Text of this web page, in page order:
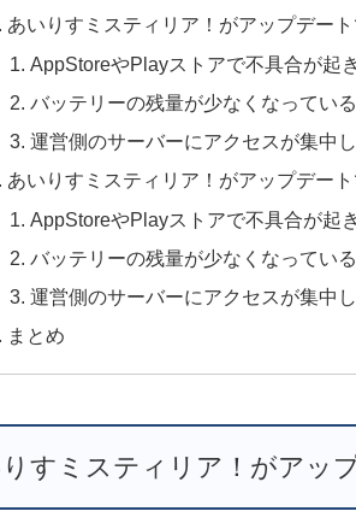
あいりすミスティリア！がアップデー
AppStoreやPlayストアで不具合が起
バッテリーの残量が少なくなっている
運営側のサーバーにアクセスが集中
あいりすミスティリア！がアップデー
AppStoreやPlayストアで不具合が起
バッテリーの残量が少なくなってい
運営側のサーバーにアクセスが集中
まとめ
すミスティリア！がアッ